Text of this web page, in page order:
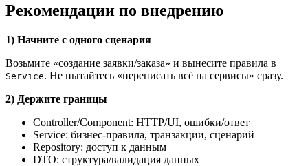
Рекомендации по внедрению
1) Начните с одного сценария
Возьмите «создание заявки/заказа» и вынесите правила в
Service. Не пытайтесь «переписать всё на сервисы» сразу.
2) Держите границы
Controller/Component: HTTP/UI, ошибки/ответ
Service: бизнес‑правила, транзакции, сценарий
Repository: доступ к данным
DTO: структура/валидация данных